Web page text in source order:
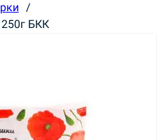
/
БКК